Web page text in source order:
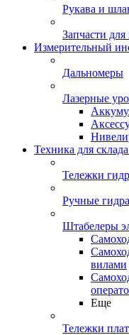
Рукава и
Запчасти
Измерительный
Дальномеры
Лазерные
Техника для склада
Тележки
Ручные
Штабелеры
вилами
Еще
Тележки